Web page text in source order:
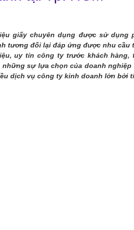
giấy chuyên dụng được sử dụng
tương đối lại đáp ứng được nhu cầu
uy tín công ty trước khách hàng,
sự lựa chọn của doanh nghiệp
dịch vụ công ty kinh doanh lớn bởi